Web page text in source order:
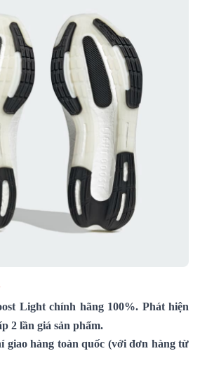
Lightchính hãng 100%. Phát hiện
2 lần giá sản phẩm.
giao hàng toàn quốc (với đơn hàng từ